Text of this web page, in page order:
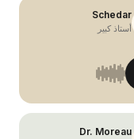
Schedar
أستاذ كبير
Dr. Moreau